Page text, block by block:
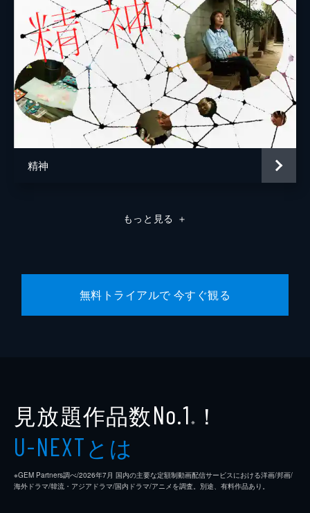
精神
もっと見る ＋
無料トライアルで 今すぐ観る
見放題作品数No.1 ※ ！
U-NEXTとは
※GEM Partners調べ/2026年7⽉ 国内の主要な定額制動画配信サービスにおける洋画/邦画/
海外ドラマ/韓流・アジアドラマ/国内ドラマ/アニメを調査。別途、有料作品あり。